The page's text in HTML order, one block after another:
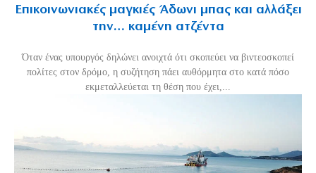
Επικοινωνιακές μαγκιές Άδωνι μπας και αλλάξει
την… καμένη ατζέντα
Όταν ένας υπουργός δηλώνει ανοιχτά ότι σκοπεύει να βιντεοσκοπεί
πολίτες στον δρόμο, η συζήτηση πάει αυθόρμητα στο κατά πόσο
εκμεταλλεύεται τη θέση που έχει,...